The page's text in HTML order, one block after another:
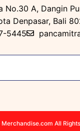
No.30 A, Dangin
Denpasar, Bali
5445
All